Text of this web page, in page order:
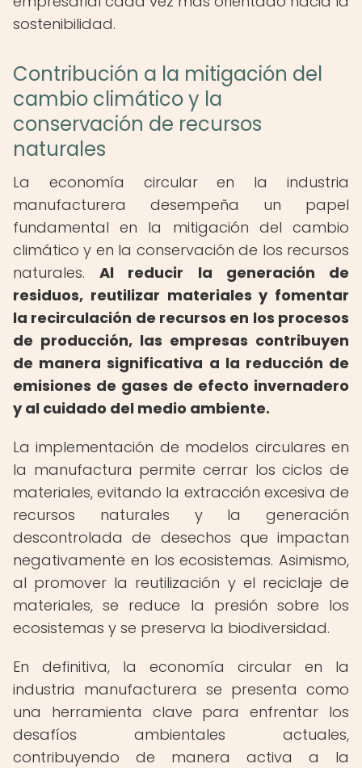
sostenibilidad.
Contribución a la mitigación del
cambio climático y la
conservación de recursos
naturales
La economía circular en la industria
manufacturera desempeña un papel
fundamental en la mitigación del cambio
climático y en la conservación de los recursos
naturales.Al reducir la generación de
residuos, reutilizar materiales y fomentar
la recirculación de recursos en los procesos
de producción, las empresas contribuyen
de manera significativa a la reducción de
emisiones de gases de efecto invernadero
y al cuidado del medio ambiente.
La implementación de modelos circulares en
la manufactura permite cerrar los ciclos de
materiales, evitando la extracción excesiva de
recursos naturales y la generación
descontrolada de desechos que impactan
negativamente en los ecosistemas. Asimismo,
al promover la reutilización y el reciclaje de
materiales, se reduce la presión sobre los
ecosistemas y se preserva la biodiversidad.
En definitiva, la economía circular en la
industria manufacturera se presenta como
una herramienta clave para enfrentar los
desafíos ambientales actuales,
contribuyendo de manera activa a la